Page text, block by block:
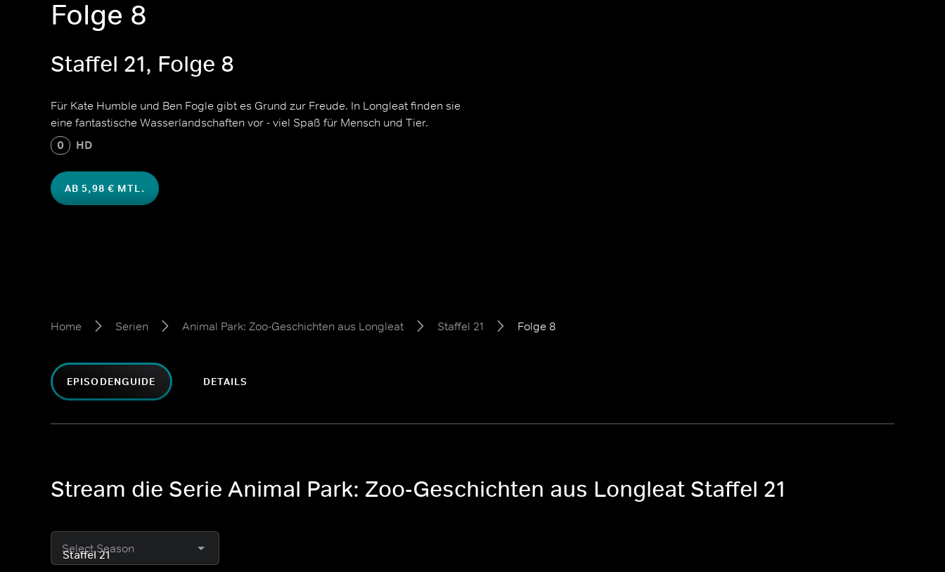
Folge 8
Staffel 21, Folge 8
Für Kate Humble und Ben Fogle gibt es Grund zur Freude. In Longleat finden sie
eine fantastische Wasserlandschaften vor - viel Spaß für Mensch und Tier.
0 HD
AB 5,98 € MTL.
Home Serien Animal Park: Zoo-Geschichten aus Longleat Staffel 21 Folge 8
EPISODENGUIDE DETAILS
Stream die Serie Animal Park: Zoo-Geschichten aus Longleat Staffel 21
Select Season